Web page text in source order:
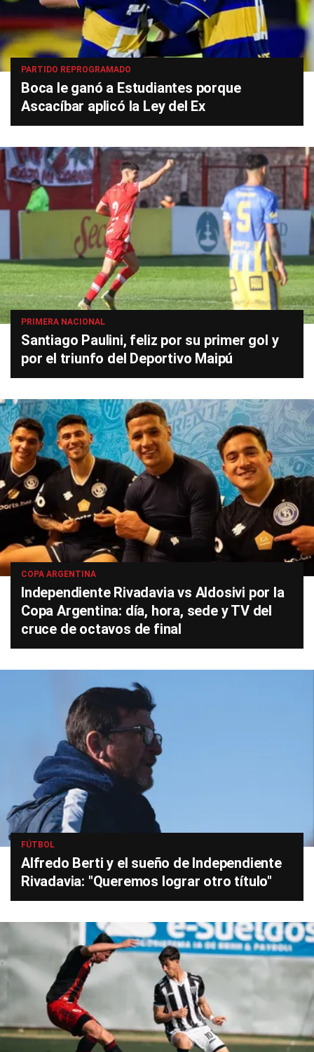
PARTIDO REPROGRAMADO
Boca le ganó a Estudiantes porque
Ascacíbar aplicó la Ley del Ex
PRIMERA NACIONAL
Santiago Paulini, feliz por su primer gol y
por el triunfo del Deportivo Maipú
COPA ARGENTINA
Independiente Rivadavia vs Aldosivi por la
Copa Argentina: día, hora, sede y TV del
cruce de octavos de final
FÚTBOL
Alfredo Berti y el sueño de Independiente
Rivadavia: "Queremos lograr otro título"